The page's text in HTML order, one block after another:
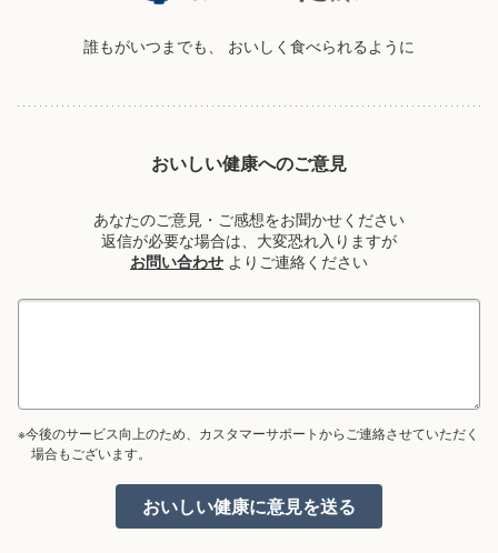
誰もがいつまでも、 おいしく食べられるように
おいしい健康へのご意見
あなたのご意見・ご感想をお聞かせください
返信が必要な場合は、大変恐れ入りますが
お問い合わせ よりご連絡ください
※今後のサービス向上のため、カスタマーサポートからご連絡させていただく
場合もございます。